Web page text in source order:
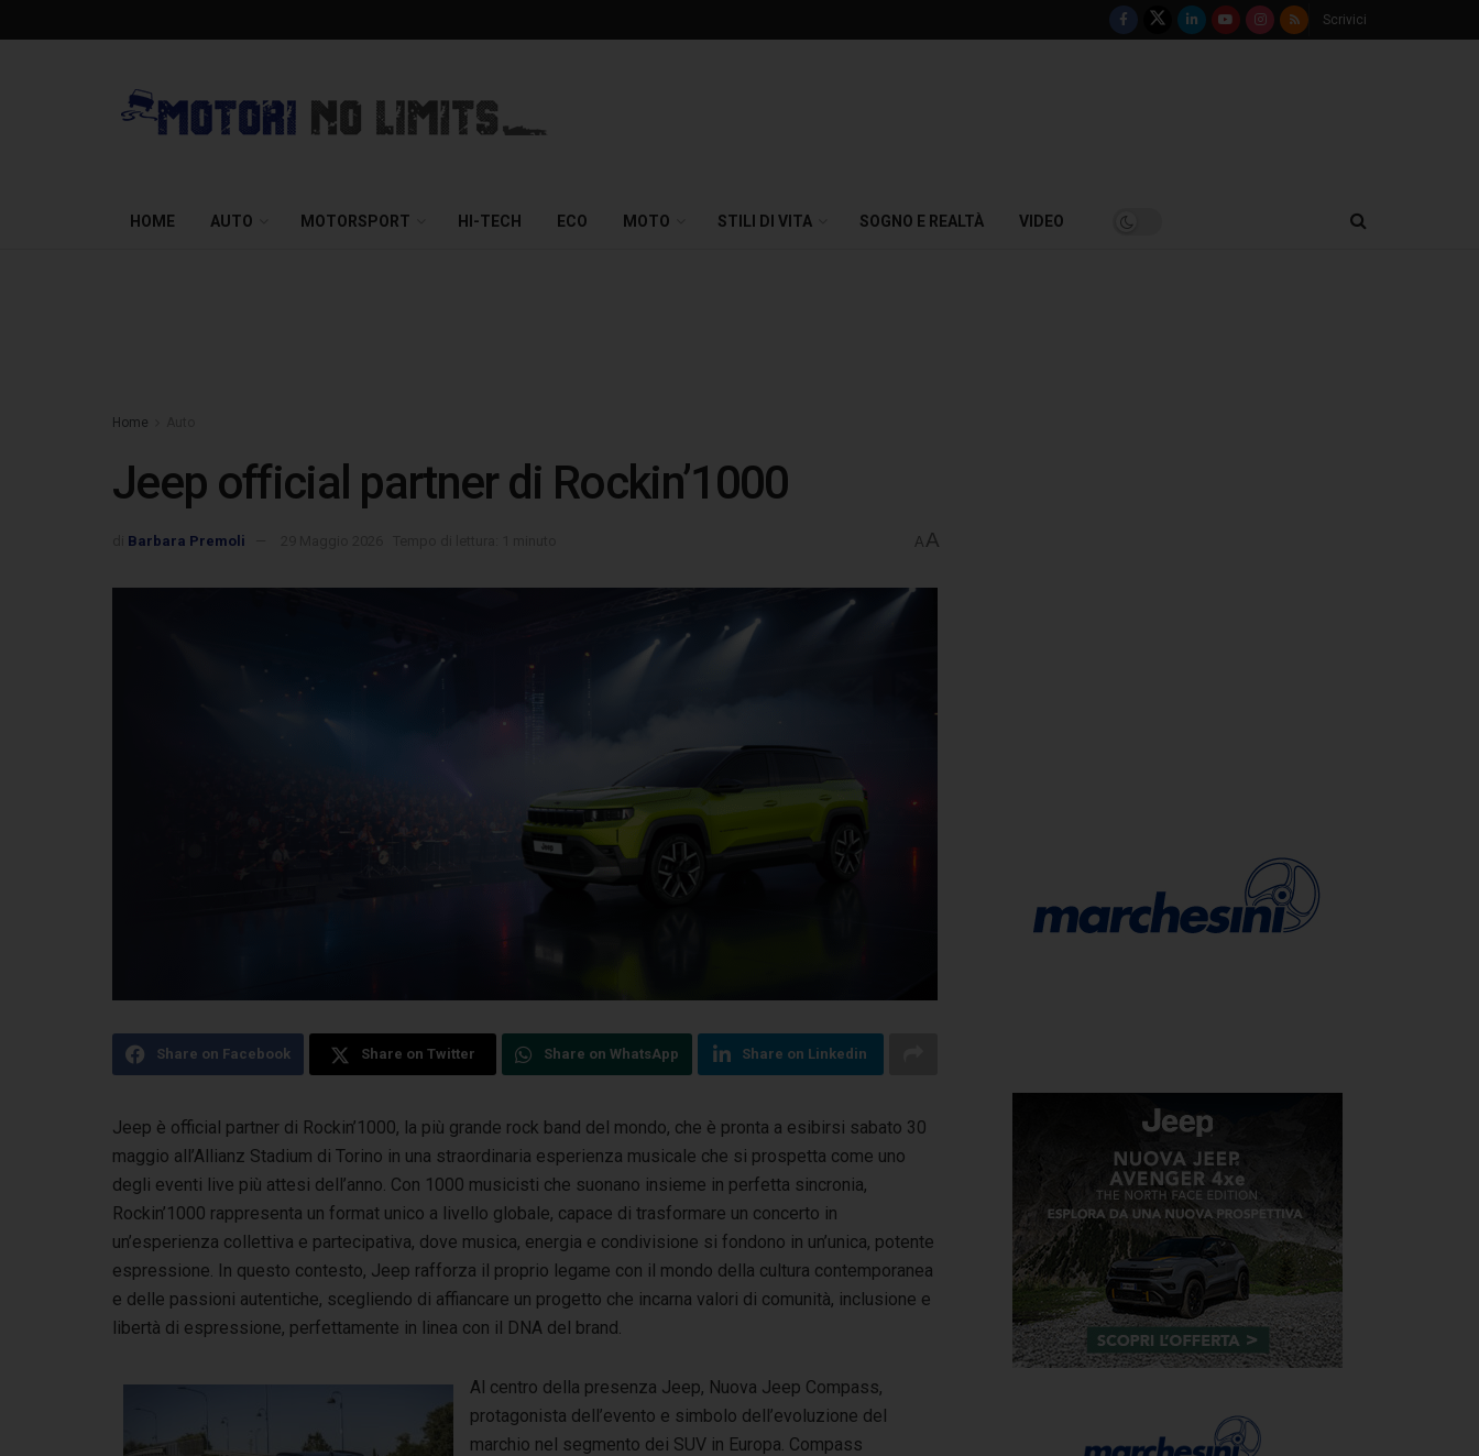
Scrivici
HOME AUTO MOTORSPORT HI-TECH ECO MOTO STILI DI VITA SOGNO E REALTÀ VIDEO
Home
Jeep official partner di Rockin’1000
Barbara Premoli A A
Share on Facebook Share on Twitter Share on WhatsApp Share on Linkedin
Jeep è official partner di Rockin’1000, la più grande rock band del mondo, che è pronta a esibirsi sabato 30
maggio all’Allianz Stadium di Torino in una straordinaria esperienza musicale che si prospetta come uno
degli eventi live più attesi dell’anno. Con 1000 musicisti che suonano insieme in perfetta sincronia,
Rockin’1000 rappresenta un format unico a livello globale, capace di trasformare un concerto in
un’esperienza collettiva e partecipativa, dove musica, energia e condivisione si fondono in un’unica, potente
espressione. In questo contesto, Jeep rafforza il proprio legame con il mondo della cultura contemporanea
e delle passioni autentiche, scegliendo di affiancare un progetto che incarna valori di comunità, inclusione e
libertà di espressione, perfettamente in linea con il DNA del brand.
Al centro della presenza Jeep, Nuova Jeep Compass,
protagonista dell’evento e simbolo dell’evoluzione del
marchio nel segmento dei SUV in Europa. Compass